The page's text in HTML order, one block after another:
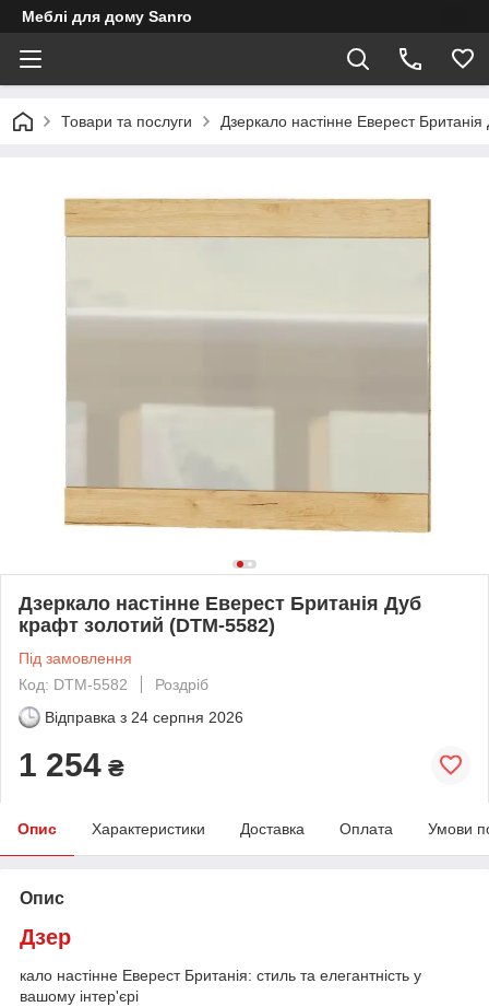
Меблі для дому Sanro
Товари та послуги Дзеркало настінне Еверест
Дзеркало настінне Еверест Британія Дуб
крафт золотий (DTM-5582)
Під замовлення
Код: DTM-5582
Роздріб
Відправка з 24 серпня 2026
1 254 ₴
Опис Характеристики Доставка Оплата Умови
Опис
Дзер
кало настінне Еверест Британія: стиль та елегантність у
вашому інтер'єрі